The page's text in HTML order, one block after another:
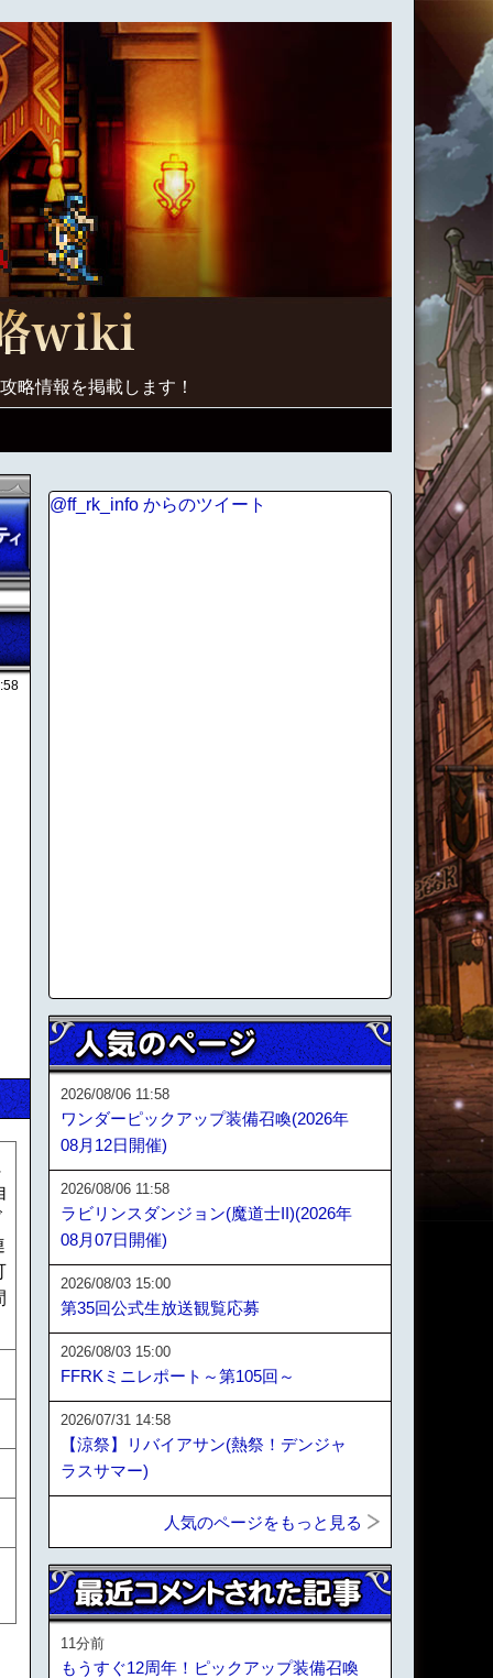
略情報を掲載します！
@ff_rk_info からのツイート
2026/08/06 11:58
ワンダーピックアップ装備召喚(2026年
08月12日開催)
2026/08/06 11:58
ラビリンスダンジョン(魔道士II)(2026年
08月07日開催)
2026/08/03 15:00
第35回公式生放送観覧応募
2026/08/03 15:00
FFRKミニレポート～第105回～
2026/07/31 14:58
【涼祭】リバイアサン(熱祭！デンジャ
ラスサマー)
人気のページをもっと見る
11分前
もうすぐ12周年！ピックアップ装備召喚